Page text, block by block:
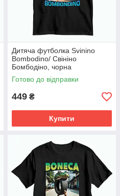
Дитяча футболка Svinino
Bombodino/ Свініно
Бомбодіно, чорна
Готово до відправки
449 ₴
Купити